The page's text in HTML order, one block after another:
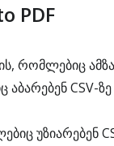
PDF
რომლებიც
აბარებენ
უზიარებენ